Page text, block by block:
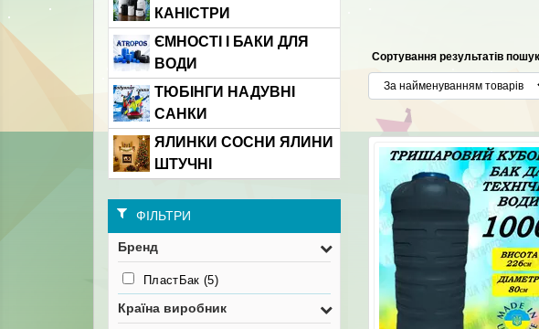
КАНІСТРИ
ЄМНОСТІ І БАКИ ДЛЯ
ВОДИ
ТЮБІНГИ НАДУВНІ
САНКИ
ЯЛИНКИ СОСНИ ЯЛИНИ
ШТУЧНІ
ФІЛЬТРИ
Бренд
ПластБак (5)
Країна виробник
Сортування результатів